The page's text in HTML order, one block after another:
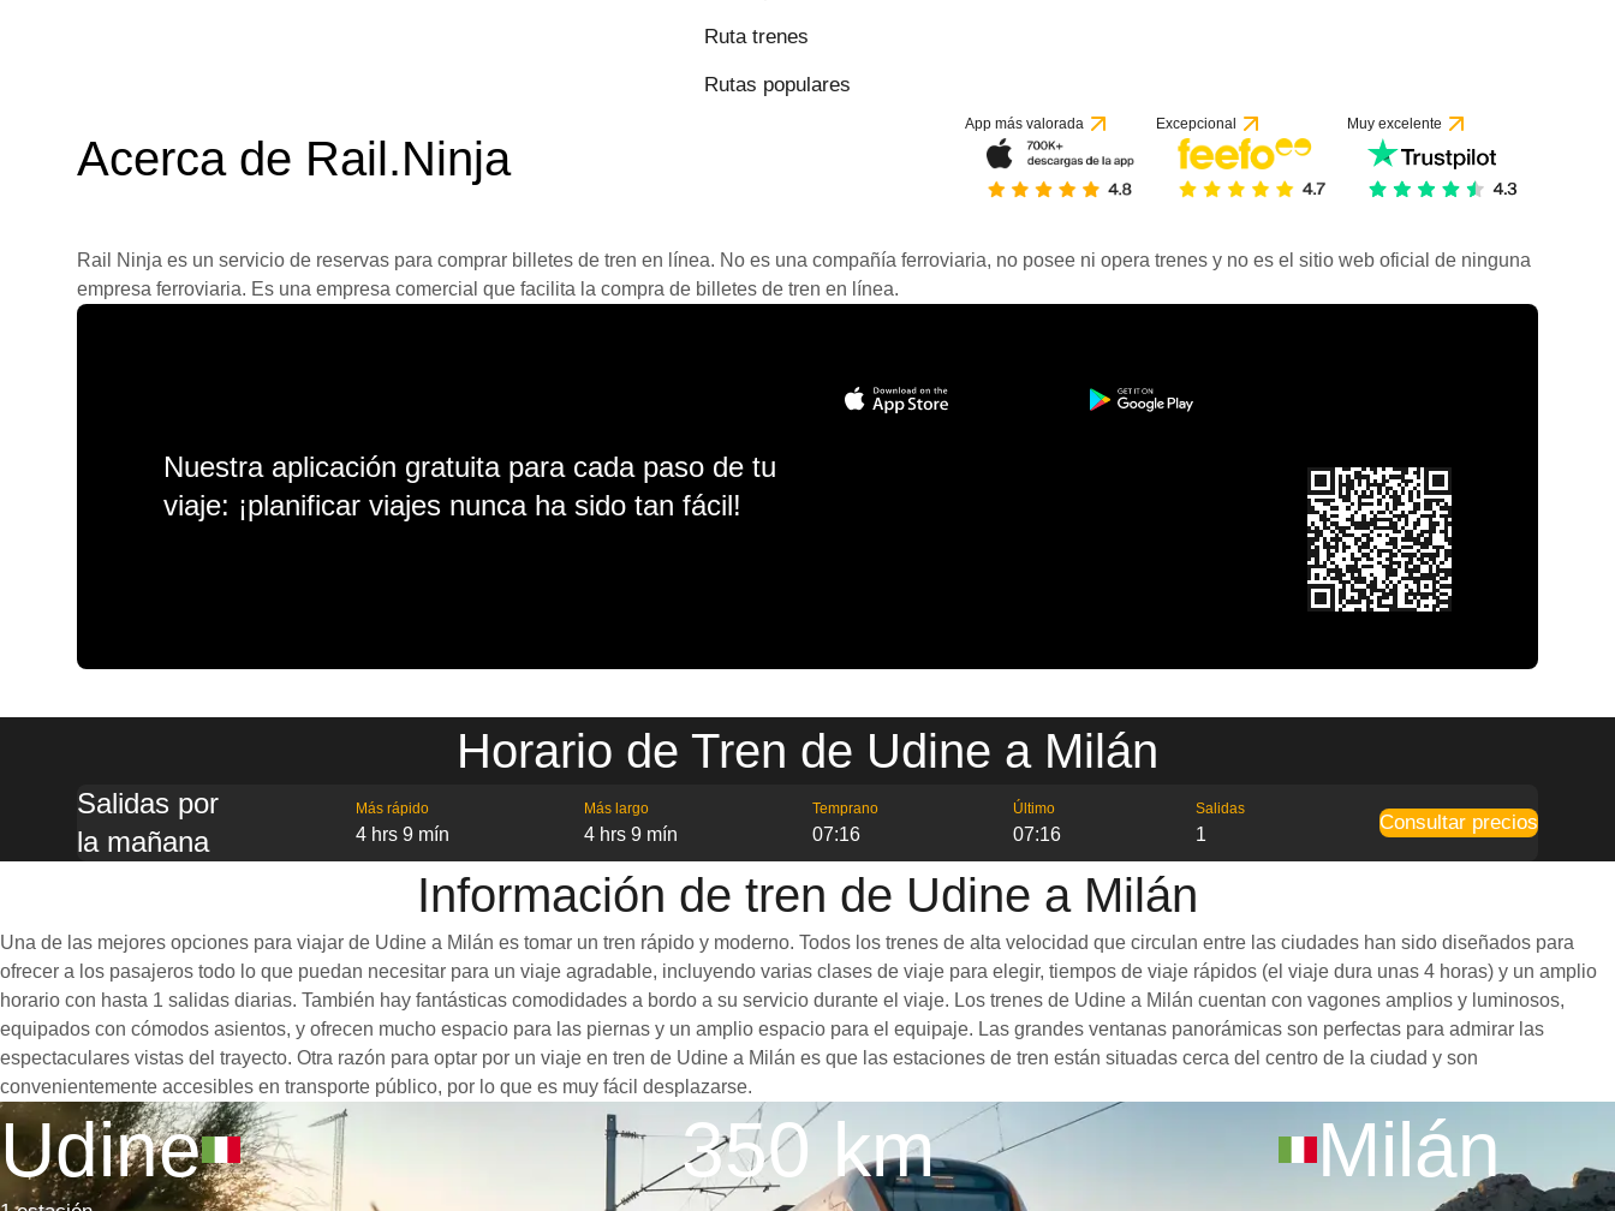
Ruta trenes
Rutas populares
Acerca de Rail.Ninja
App más valorada Excepcional Muy excelente
Rail Ninja es un servicio de reservas para comprar billetes de tren en línea. No es una compañía ferroviaria, no posee ni opera trenes y no es el sitio web oficial de ninguna
empresa ferroviaria. Es una empresa comercial que facilita la compra de billetes de tren en línea.
Nuestra aplicación gratuita para cada paso de tu
viaje: ¡planificar viajes nunca ha sido tan fácil!
Horario de Tren de Udine a Milán
Salidas por
la mañana
Más rápido
4 hrs 9 mín
Más largo
4 hrs 9 mín
Temprano
07:16
Último
07:16
Salidas
1
Consultar precios
Información de tren de Udine a Milán
Una de las mejores opciones para viajar de Udine a Milán es tomar un tren rápido y moderno. Todos los trenes de alta velocidad que circulan entre las ciudades han sido diseñados para
ofrecer a los pasajeros todo lo que puedan necesitar para un viaje agradable, incluyendo varias clases de viaje para elegir, tiempos de viaje rápidos (el viaje dura unas 4 horas) y un amplio
horario con hasta 1 salidas diarias. También hay fantásticas comodidades a bordo a su servicio durante el viaje. Los trenes de Udine a Milán cuentan con vagones amplios y luminosos,
equipados con cómodos asientos, y ofrecen mucho espacio para las piernas y un amplio espacio para el equipaje. Las grandes ventanas panorámicas son perfectas para admirar las
espectaculares vistas del trayecto. Otra razón para optar por un viaje en tren de Udine a Milán es que las estaciones de tren están situadas cerca del centro de la ciudad y son
convenientemente accesibles en transporte público, por lo que es muy fácil desplazarse.
Udine 350 km Milán